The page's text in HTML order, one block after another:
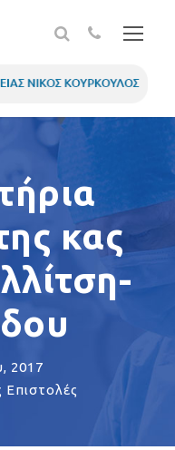
κας
2017
Επιστολές